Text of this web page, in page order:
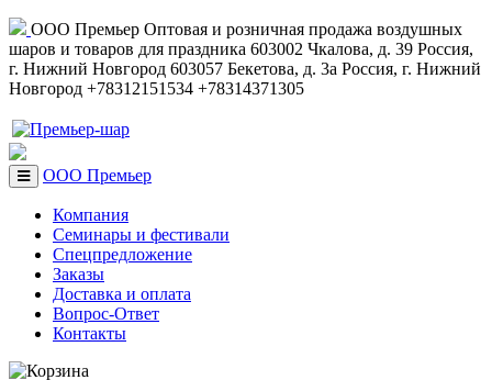
ООО Премьер Оптовая и розничная продажа воздушных
шаров и товаров для праздника 603002 Чкалова, д. 39 Россия,
г. Нижний Новгород 603057 Бекетова, д. 3а Россия, г. Нижний
Новгород +78312151534 +78314371305
ООО Премьер
Компания
Семинары и фестивали
Спецпредложение
Заказы
Доставка и оплата
Вопрос-Ответ
Контакты